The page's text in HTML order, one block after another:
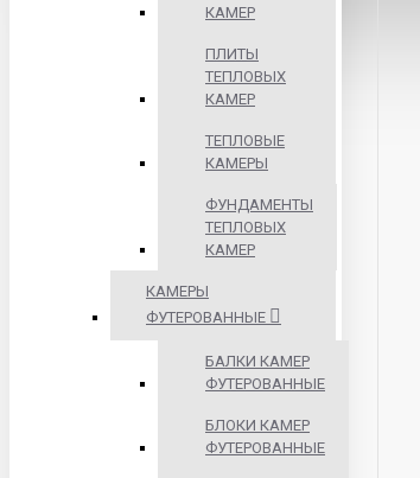
КАМЕР
ПЛИТЫ
ТЕПЛОВЫХ
КАМЕР
ТЕПЛОВЫЕ
КАМЕРЫ
ФУНДАМЕНТЫ
ТЕПЛОВЫХ
КАМЕР
КАМЕРЫ
ФУТЕРОВАННЫЕ
БАЛКИ КАМЕР
ФУТЕРОВАННЫЕ
БЛОКИ КАМЕР
ФУТЕРОВАННЫЕ